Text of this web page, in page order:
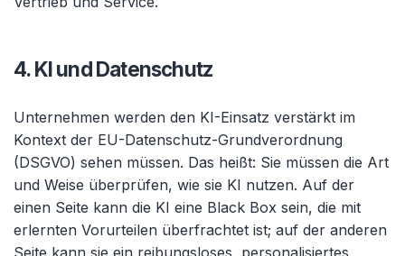
4. KI und Datenschutz
Unternehmen werden den KI-Einsatz verstärkt im
Kontext der EU-Datenschutz-Grundverordnung
(DSGVO) sehen müssen. Das heißt: Sie müssen die Art
und Weise überprüfen, wie sie KI nutzen. Auf der
einen Seite kann die KI eine Black Box sein, die mit
erlernten Vorurteilen überfrachtet ist; auf der anderen
Seite kann sie ein reibungsloses, personalisiertes